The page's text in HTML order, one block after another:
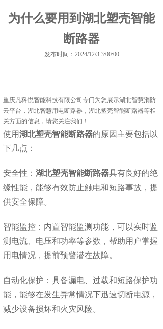
为什么要用到湖北塑壳智能
断路器
发布时间：2024/12/3 3:00:00
重庆凡科悦智能科技有限公司专门为您展示湖北智慧消防
云平台 ，湖北智慧用电断路器，湖北塑壳智能断路器等相
关方面的信息，请您关注我们！
使用湖北塑壳智能断路器的原因主要包括以
下几点：
安全性：湖北塑壳智能断路器具有良好的绝
缘性能，能够有效防止触电和短路事故，提
供安全保障。
智能监控：内置智能监测功能，可以实时监
测电流、电压和功率等参数，帮助用户掌握
用电情况，提前预警潜在故障。
自动化保护：具备漏电、过载和短路保护功
能，能够在发生异常情况下迅速切断电源，
减少设备损坏和火灾风险。